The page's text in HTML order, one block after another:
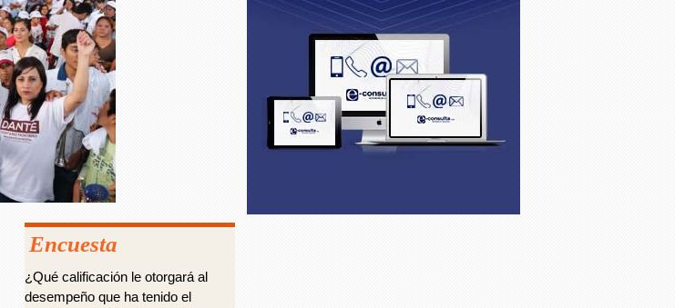
Encuesta
¿Qué calificación le otorgará al
desempeño que ha tenido el